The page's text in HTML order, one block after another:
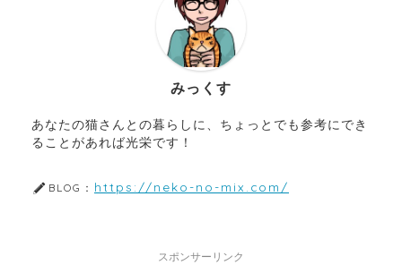
みっくす
あなたの猫さんとの暮らしに、ちょっとでも参考にでき
ることがあれば光栄です！
BLOG： https://neko-no-mix.com/
スポンサーリンク